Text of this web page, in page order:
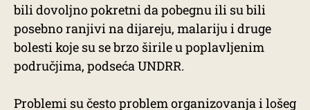
bili dovoljno pokretni da pobegnu ili su bili
posebno ranjivi na dijareju, malariju i druge
bolesti koje su se brzo širile u poplavljenim
područjima, podseća UNDRR.
Problemi su često problem organizovanja i lošeg